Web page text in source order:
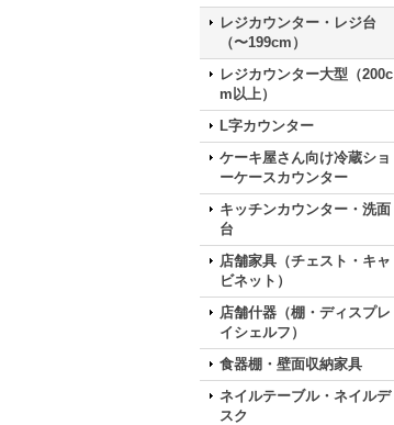
レジカウンター・レジ台
（〜199cm）
レジカウンター大型（200c
m以上）
L字カウンター
ケーキ屋さん向け冷蔵ショ
ーケースカウンター
キッチンカウンター・洗面
台
店舗家具（チェスト・キャ
ビネット）
店舗什器（棚・ディスプレ
イシェルフ）
食器棚・壁面収納家具
ネイルテーブル・ネイルデ
スク